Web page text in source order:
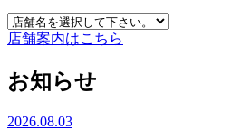
店舗案内はこちら
お知らせ
2026.08.03